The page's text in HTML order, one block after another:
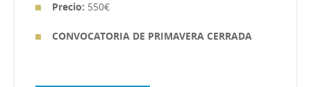
Precio: 550€
CONVOCATORIA DE PRIMAVERA CERRADA